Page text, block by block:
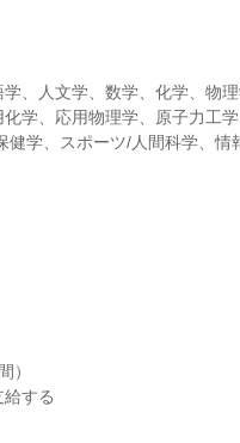
、人文学、数学、化学、物
学、応用物理学、原子力工
学、スポーツ/人間科学、情
）
する